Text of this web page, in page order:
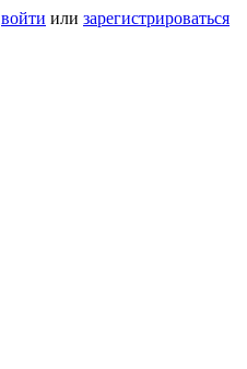
войти или зарегистрироваться